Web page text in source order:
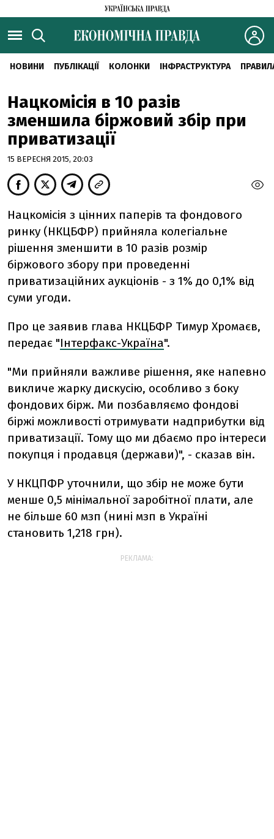
НОВИНИ ПУБЛІКАЦІЇ КОЛОНКИ ІНФРАСТРУКТУРА
Нацкомісія в 10 разів
зменшила біржовий збір при
приватизації
15 ВЕРЕСНЯ 2015, 20:03
Нацкомісія з цінних паперів та фондового
ринку (НКЦБФР) прийняла колегіальне
рішення зменшити в 10 разів розмір
біржового збору при проведенні
приватизаційних аукціонів - з 1% до 0,1% від
суми угоди.
Про це заявив глава НКЦБФР Тимур Хромаєв,
передає "Інтерфакс-Україна".
"Ми прийняли важливе рішення, яке напевно
викличе жарку дискусію, особливо з боку
фондових бірж. Ми позбавляємо фондові
біржі можливості отримувати надприбутки від
приватизації. Тому що ми дбаємо про інтереси
покупця і продавця (держави)", - сказав він.
У НКЦПФР уточнили, що збір не може бути
менше 0,5 мінімальної заробітної плати, але
не більше 60 мзп (нині мзп в Україні
становить 1,218 грн).
РЕКЛАМА: